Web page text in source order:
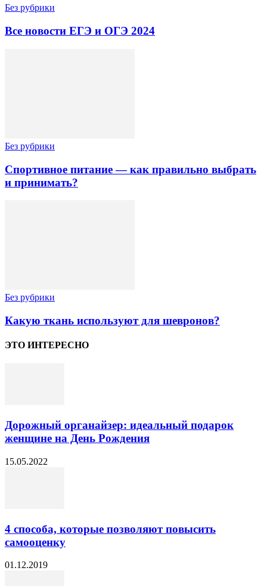
Без рубрики
Все новости ЕГЭ и ОГЭ 2024
Без рубрики
Спортивное питание — как правильно выбрать
и принимать?
Без рубрики
Какую ткань используют для шевронов?
ЭТО ИНТЕРЕСНО
Дорожный органайзер: идеальный подарок
женщине на День Рождения
15.05.2022
4 способа, которые позволяют повысить
самооценку
01.12.2019